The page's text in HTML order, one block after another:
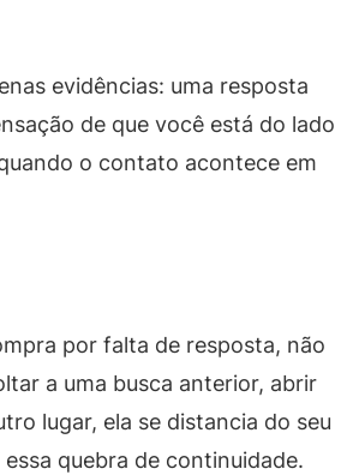
evidências: uma resposta
de que você está do lado
o contato acontece em
por falta de resposta, não
a uma busca anterior, abrir
lugar, ela se distancia do seu
quebra de continuidade.